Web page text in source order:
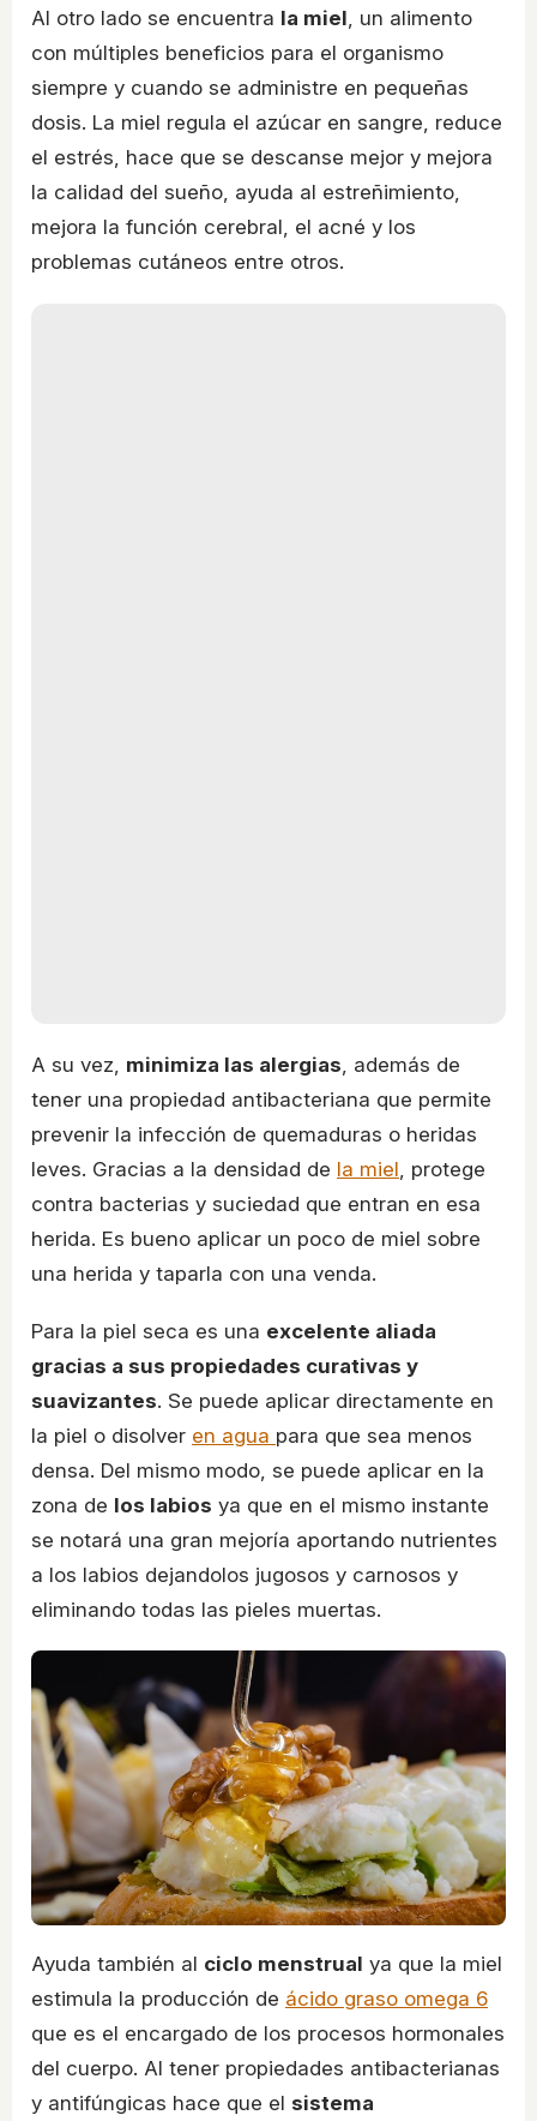
Al otro lado se encuentra la miel, un alimento
con múltiples beneficios para el organismo
siempre y cuando se administre en pequeñas
dosis. La miel regula el azúcar en sangre, reduce
el estrés, hace que se descanse mejor y mejora
la calidad del sueño, ayuda al estreñimiento,
mejora la función cerebral, el acné y los
problemas cutáneos entre otros.
A su vez, minimiza las alergias, además de
tener una propiedad antibacteriana que permite
prevenir la infección de quemaduras o heridas
leves. Gracias a la densidad de la miel, protege
contra bacterias y suciedad que entran en esa
herida. Es bueno aplicar un poco de miel sobre
una herida y taparla con una venda.
Para la piel seca es una excelente aliada
gracias a sus propiedades curativas y
suavizantes. Se puede aplicar directamente en
la piel o disolver en agua para que sea menos
densa. Del mismo modo, se puede aplicar en la
zona de los labios ya que en el mismo instante
se notará una gran mejoría aportando nutrientes
a los labios dejandolos jugosos y carnosos y
eliminando todas las pieles muertas.
Ayuda también al ciclo menstrual ya que la miel
estimula la producción de ácido graso omega 6
que es el encargado de los procesos hormonales
del cuerpo. Al tener propiedades antibacterianas
y antifúngicas hace que el sistema